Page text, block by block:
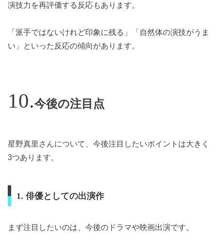
演技力を再評価する反応もあります。
「派手ではないけれど印象に残る」「自然体の演技がうま
い」といった反応の傾向があります。
今後の注目点
星野真里さんについて、今後注目したいポイントは大きく
3つあります。
1. 俳優としての出演作
まず注目したいのは、今後のドラマや映画出演です。